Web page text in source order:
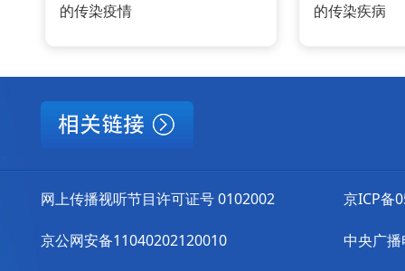
的传染疫情
的传染疾病
网上传播视听节目许可证号 0102002
京公网安备11040202120010
京ICP备
中央广